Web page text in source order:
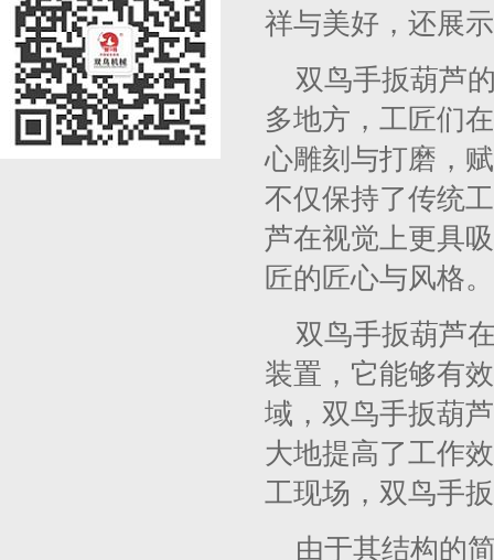
祥与美好，还展
双鸟手扳葫芦
多地方，工匠们
心雕刻与打磨，
不仅保持了传统
芦在视觉上更具
匠的匠心与风格。
双鸟手扳葫芦
装置，它能够有
域，双鸟手扳葫
大地提高了工作
工现场，双鸟手
由于其结构的